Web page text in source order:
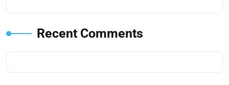
Recent Comments